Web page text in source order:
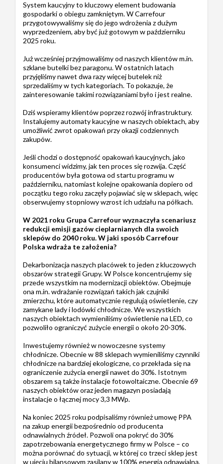
System kaucyjny to kluczowy element budowania
gospodarki o obiegu zamkniętym. W Carrefour
przygotowywaliśmy się do jego wdrożenia z dużym
wyprzedzeniem, aby być już gotowym w październiku
2025 roku.
Już wcześniej przyjmowaliśmy od naszych klientów m.in.
szklane butelki bez paragonu. W ostatnich latach
przyjęliśmy nawet dwa razy więcej butelek niż
sprzedaliśmy w tych kategoriach. To pokazuje, że
zainteresowanie takimi rozwiązaniami było i jest realne.
Dziś wspieramy klientów poprzez rozwój infrastruktury.
Instalujemy automaty kaucyjne w naszych obiektach, aby
umożliwić zwrot opakowań przy okazji codziennych
zakupów.
Jeśli chodzi o dostępność opakowań kaucyjnych, jako
konsumenci widzimy, jak ten proces się rozwija. Część
producentów była gotowa od startu programu w
październiku, natomiast kolejne opakowania dopiero od
początku tego roku zaczęły pojawiać się w sklepach, więc
obserwujemy stopniowy wzrost ich udziału na półkach.
W 2021 roku Grupa Carrefour wyznaczyła scenariusz
redukcji emisji gazów cieplarnianych dla swoich
sklepów do 2040 roku. W jaki sposób Carrefour
Polska wdraża te założenia?
Dekarbonizacja naszych placówek to jeden z kluczowych
obszarów strategii Grupy. W Polsce koncentrujemy się
przede wszystkim na modernizacji obiektów. Obejmuje
ona m.in. wdrażanie rozwiązań takich jak czujniki
zmierzchu, które automatycznie regulują oświetlenie, czy
zamykane lady i lodówki chłodnicze. We wszystkich
naszych obiektach wymieniliśmy oświetlenie na LED, co
pozwoliło ograniczyć zużycie energii o około 20-30%.
Inwestujemy również w nowoczesne systemy
chłodnicze. Obecnie w 88 sklepach wymieniliśmy czynniki
chłodnicze na bardziej ekologiczne, co przekłada się na
ograniczenie zużycia energii nawet do 30%. Istotnym
obszarem są także instalacje fotowoltaiczne. Obecnie 69
naszych obiektów oraz jeden magazyn posiadają
instalacje o łącznej mocy 3,3 MWp.
Na koniec 2025 roku podpisaliśmy również umowę PPA
na zakup energii bezpośrednio od producenta
odnawialnych źródeł. Pozwoli ona pokryć do 30%
zapotrzebowania energetycznego firmy w Polsce – co
można porównać do sytuacji, w której co trzeci sklep jest
w ujęciu bilansowym zasilany w 100% energią odnawialną.